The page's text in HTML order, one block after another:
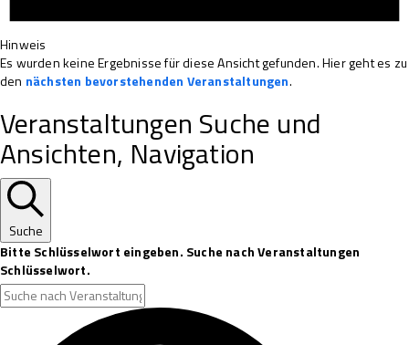
Hinweis
Es wurden keine Ergebnisse für diese Ansicht gefunden. Hier geht es zu
den nächsten bevorstehenden Veranstaltungen.
Veranstaltungen Suche und
Ansichten, Navigation
Suche
Bitte Schlüsselwort eingeben. Suche nach Veranstaltungen
Schlüsselwort.